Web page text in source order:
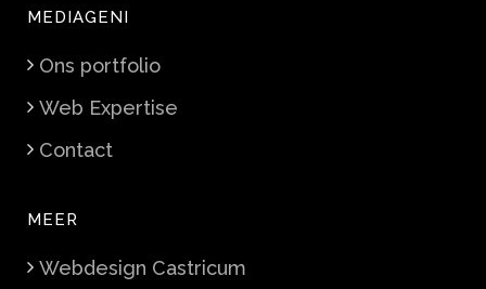
MEDIAGENI
Ons portfolio
Web Expertise
Contact
MEER
Webdesign Castricum